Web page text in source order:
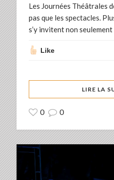
Les Journées Théâtrales
pas que les spectacles.
s’y invitent non
Like
LIRE LA
0 0